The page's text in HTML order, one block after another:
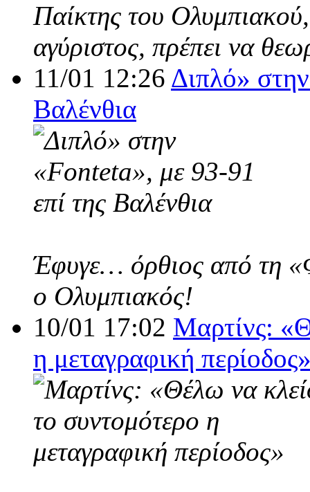
Παίκτης του
αγύριστος, πρέπει να
11/01 12:26 Διπλό»
Βαλένθια
Έφυγε… όρθιος από τη
ο Ολυμπιακός!
10/01 17:02 Μαρτίνς:
η μεταγραφική